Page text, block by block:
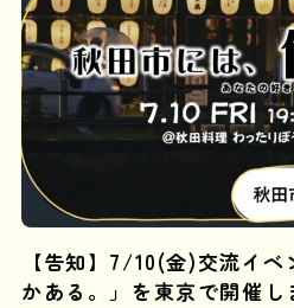
【告知】7/10(金)交流イ
かある。」を東京で開催し